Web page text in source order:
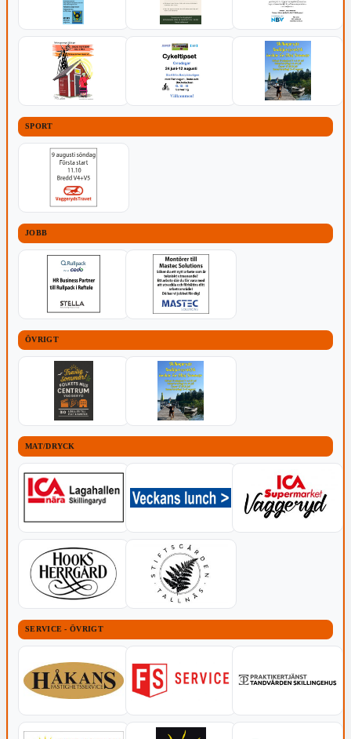
SPORT
JOBB
ÖVRIGT
MAT/DRYCK
SERVICE - ÖVRIGT